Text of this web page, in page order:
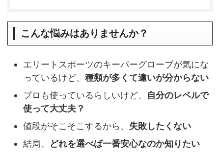
こんな悩みはありませんか？
エリートスポーツのキーパーグローブが気にな
っているけど、 種類が多くて違いが分からない
プロも使っているらしいけど、 自分のレベルで
使って大丈夫？
値段がそこそこするから、 失敗したくない
結局、
どれを選べば一番安心なのか知りたい